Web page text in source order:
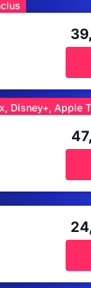
Disney+, Apple